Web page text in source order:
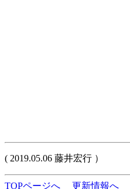
( 2019.05.06 藤井宏行 ）
TOPページへ 更新情報へ